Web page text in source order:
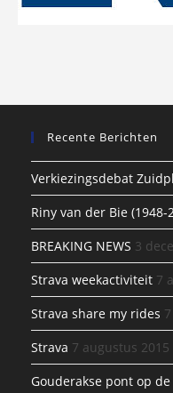
Recente Berichten
Verkiezingsdebat
Riny van der Bie (1948-
BREAKING NEWS 3
Strava weekactiviteit 7
Strava share my rides
Strava 7 augustus 2015
Gouderakse pont op